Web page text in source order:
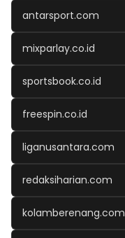
antarsport.com
mixparlay.co.id
sportsbook.co.id
freespin.co.id
liganusantara.com
redaksiharian.com
kolamberenang.com